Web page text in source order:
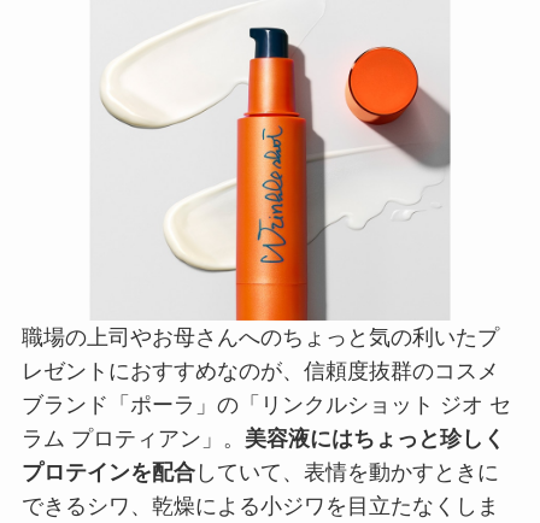
職場の上司やお母さんへのちょっと気の利いたプ
レゼントにおすすめなのが、信頼度抜群のコスメ
ブランド「ポーラ」の「リンクルショット ジオ セ
ラム プロティアン」。 美容液にはちょっと珍しく
プロテインを配合していて、表情を動かすときに
できるシワ、乾燥による小ジワを目立たなくしま